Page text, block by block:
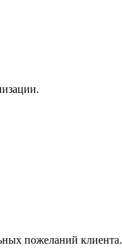
пожеланий клиента.